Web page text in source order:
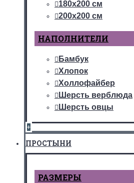
180х200 см
200х200 см
НАПОЛНИТЕЛИ
Бамбук
Хлопок
Холлофайбер
Шерсть верблюда
Шерсть овцы
+
ПРОСТЫНИ
РАЗМЕРЫ